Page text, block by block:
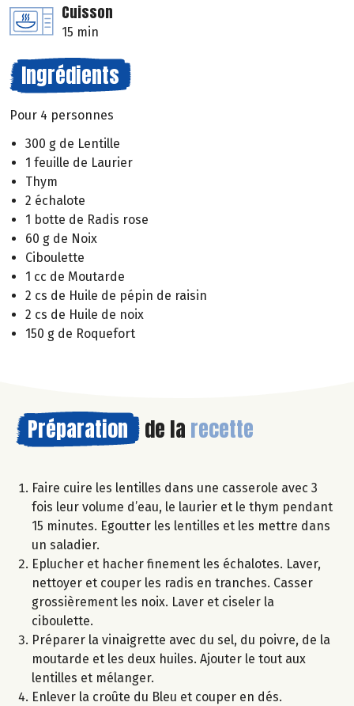
Cuisson
15 min
Ingrédients
Pour 4 personnes
300 g de Lentille
1 feuille de Laurier
Thym
2 échalote
1 botte de Radis rose
60 g de Noix
Ciboulette
1 cc de Moutarde
2 cs de Huile de pépin de raisin
2 cs de Huile de noix
150 g de Roquefort
Préparation de la recette
Faire cuire les lentilles dans une casserole avec 3
fois leur volume d’eau, le laurier et le thym pendant
15 minutes. Egoutter les lentilles et les mettre dans
un saladier.
Eplucher et hacher finement les échalotes. Laver,
nettoyer et couper les radis en tranches. Casser
grossièrement les noix. Laver et ciseler la
ciboulette.
Préparer la vinaigrette avec du sel, du poivre, de la
moutarde et les deux huiles. Ajouter le tout aux
lentilles et mélanger.
Enlever la croûte du Bleu et couper en dés.